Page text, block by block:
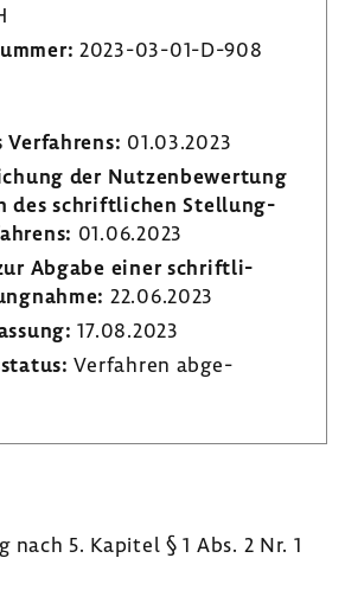
2023-​03-01-D-908
Verfah­rens: 01.03.2023
der Nutzen­be­wer­tung
des schrift­li­chen Stel­lung­
01.06.2023
Abgabe einer schrift­li­
22.06.2023
17.08.2023
Verfahren abge­
5. Kapitel § 1 Abs. 2 Nr. 1